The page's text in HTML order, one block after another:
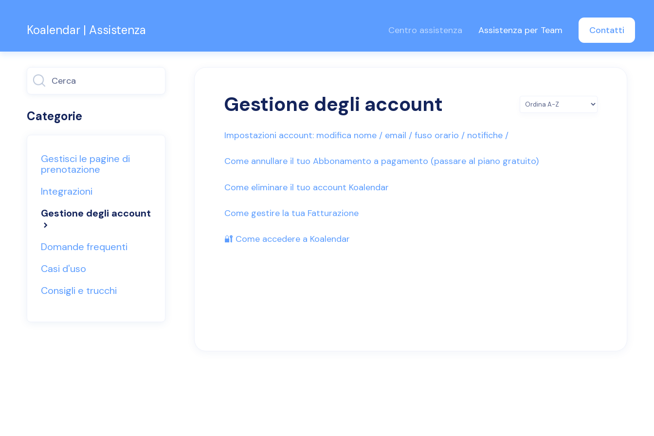
Koalendar | Assistenza Centro assistenza Assistenza per Team Contatti
Gestione degli account
Impostazioni account: modifica nome / email / fuso orario / notifiche /
Come annullare il tuo Abbonamento a pagamento (passare al piano gratuito)
Come eliminare il tuo account Koalendar
Come gestire la tua Fatturazione
🔐 Come accedere a Koalendar
Categorie
Gestisci le pagine di
prenotazione
Integrazioni
Gestione degli account
Domande frequenti
Casi d'uso
Consigli e trucchi